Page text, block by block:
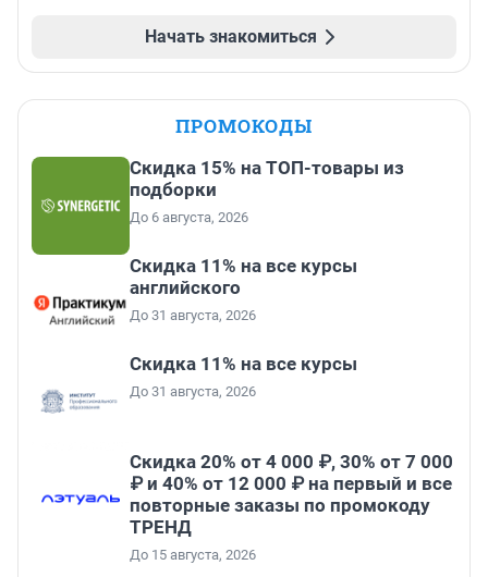
Начать знакомиться
ПРОМОКОДЫ
Скидка 15% на ТОП-товары из
подборки
До 6 августа, 2026
Скидка 11% на все курсы
английского
До 31 августа, 2026
Скидка 11% на все курсы
До 31 августа, 2026
Скидка 20% от 4 000 ₽, 30% от 7 000
₽ и 40% от 12 000 ₽ на первый и все
повторные заказы по промокоду
ТРЕНД
До 15 августа, 2026